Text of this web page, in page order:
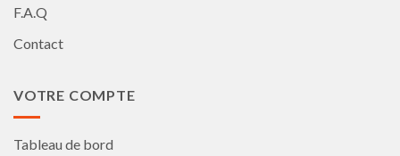
F.A.Q
Contact
VOTRE COMPTE
Tableau de bord